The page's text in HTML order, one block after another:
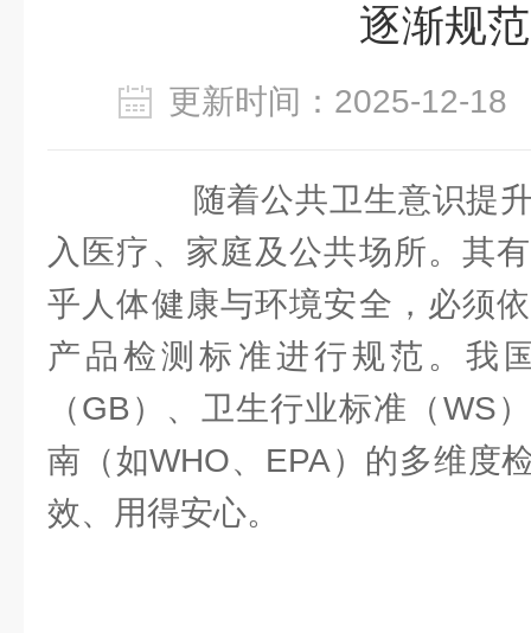
逐渐规范
更新时间：2025-12-
随着公共卫生意识提升
入医疗、家庭及公共场所。其
乎人体健康与环境安全，必须
产品检测标准进行规范。我
（GB）、卫生行业标准（WS
南（如WHO、EPA）的多维度
效、用得安心。